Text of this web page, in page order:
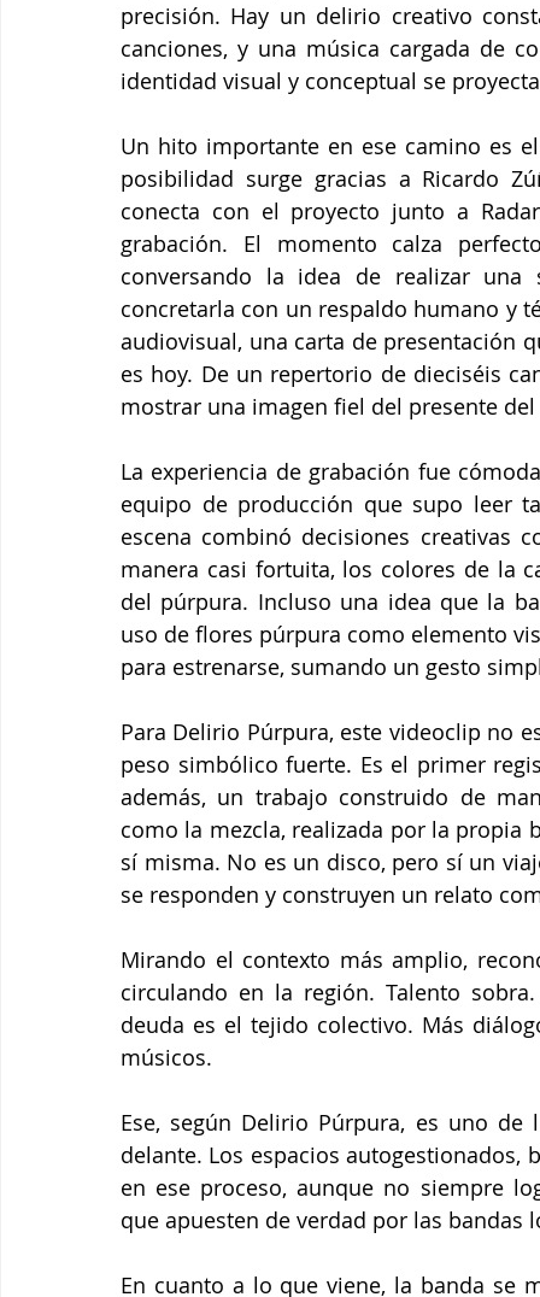
precisión. Hay un delirio creativo
canciones, y una música cargada de
identidad visual y conceptual se
Un hito importante en ese camino es
posibilidad surge gracias a Ricardo
conecta con el proyecto junto a
grabación. El momento calza
conversando la idea de realizar
concretarla con un respaldo humano y
audiovisual, una carta de presentación
es hoy. De un repertorio de dieciséis
mostrar una imagen fiel del presente
La experiencia de grabación fue
equipo de producción que supo leer
escena combinó decisiones creativas
manera casi fortuita, los colores de la
del púrpura. Incluso una idea que la
uso de flores púrpura como elemento
para estrenarse, sumando un gesto
Para Delirio Púrpura, este videoclip no
peso simbólico fuerte. Es el primer
además, un trabajo construido de
como la mezcla, realizada por la propia
sí misma. No es un disco, pero sí un
se responden y construyen un relato
Mirando el contexto más amplio,
circulando en la región. Talento
deuda es el tejido colectivo. Más
músicos.
Ese, según Delirio Púrpura, es uno
delante. Los espacios
en ese proceso, aunque no siempre
que apuesten de verdad por las bandas
En cuanto a lo que viene, la banda se